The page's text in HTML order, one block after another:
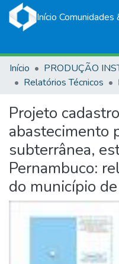
Início Comunidades
Início
Relatórios Técnicos
Projeto
abastecimento
subterrânea,
Pernambuco:
do município